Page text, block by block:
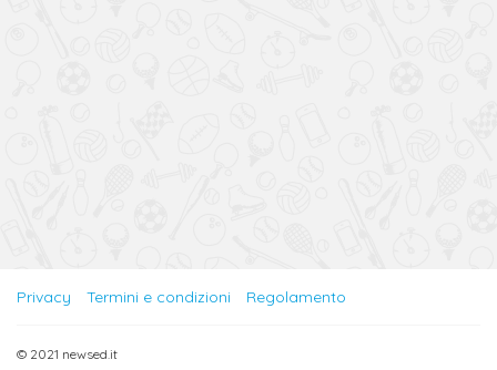
Privacy Termini e condizioni Regolamento
© 2021 newsed.it